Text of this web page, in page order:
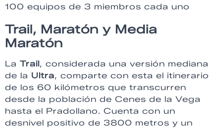
100 equipos de 3 miembros cada uno
Trail, Maratón y Media
Maratón
La Trail, considerada una versión mediana
de la Ultra, comparte con esta el itinerario
de los 60 kilómetros que transcurren
desde la población de Cenes de la Vega
hasta el Pradollano. Cuenta con un
desnivel positivo de 3800 metros y un